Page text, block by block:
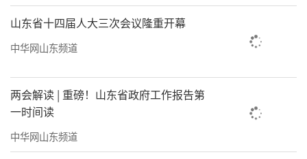
山东省十四届人大三次会议隆重开幕
中华网山东频道
两会解读 | 重磅！山东省政府工作报告第
一时间读
中华网山东频道